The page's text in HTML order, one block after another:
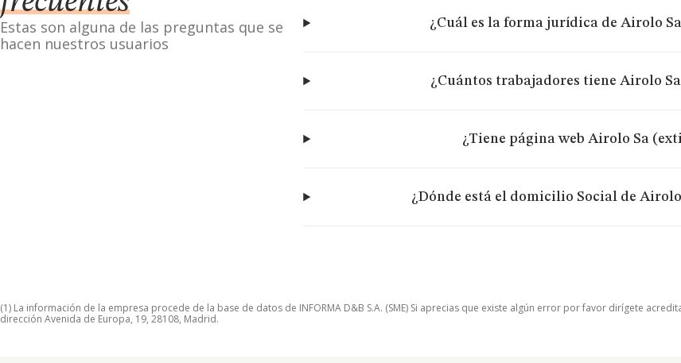
Estas son alguna de las preguntas que se
hacen nuestros usuarios
¿Cuál es la forma jurídica de Airolo
¿Cuántos trabajadores tiene Airolo
¿Tiene página web Airolo Sa
¿Dónde está el domicilio Social de
(1) La información de la empresa procede de la base de datos de INFORMA D&B S.A. (SME) Si aprecias que existe algún error por favor dirígete
dirección Avenida de Europa, 19, 28108, Madrid.